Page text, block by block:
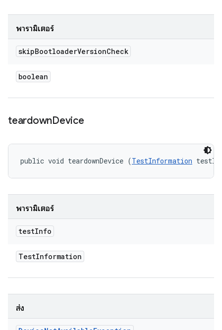
พารามิเตอร์
skipBootloaderVersionCheck
boolean
teardownDevice
public void teardownDevice (TestInformation
พารามิเตอร์
testInfo
TestInformation
ส่ง